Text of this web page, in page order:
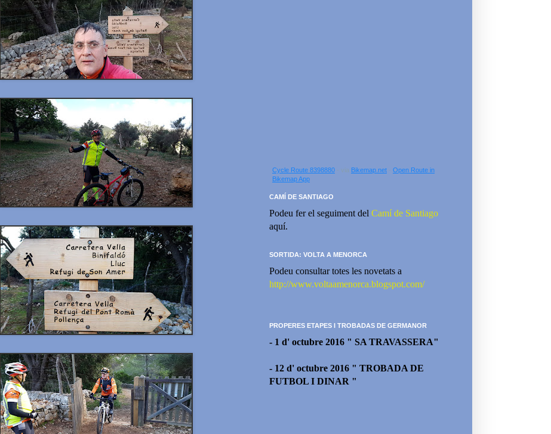
Cycle Route 8398880 - via Bikemap.net - Open Route in
Bikemap App
CAMÍ DE SANTIAGO
Podeu fer el seguiment del Camí de Santiago
aquí.
SORTIDA: VOLTA A MENORCA
Podeu consultar totes les novetats a
http://www.voltaamenorca.blogspot.com/
PROPERES ETAPES I TROBADAS DE GERMANOR
- 1 d' octubre 2016 " SA TRAVASSERA"
- 12 d' octubre 2016 " TROBADA DE
FUTBOL I DINAR "